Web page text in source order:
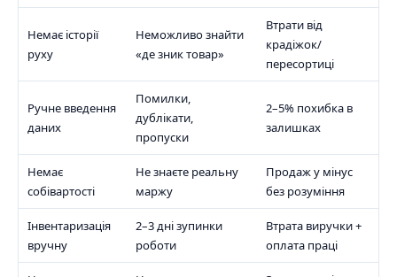
Немає історії
руху
Неможливо знайти
«де зник товар»
Втрати від
крадіжок/
пересортиці
Ручне введення
даних
Помилки,
дублікати,
пропуски
2–5% похибка в
залишках
Немає
собівартості
Не знаєте реальну
маржу
Продаж у мінус
без розуміння
Інвентаризація
вручну
2–3 дні зупинки
роботи
Втрата виручки +
оплата праці